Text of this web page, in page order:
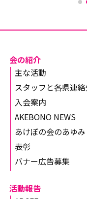
会の紹介
主な活動
スタッフと各県連
入会案内
AKEBONO NEWS
あけぼの会のあゆみ
表彰
バナー広告募集
活動報告